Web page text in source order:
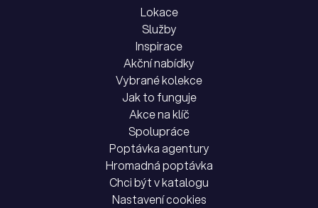
Lokace
Služby
Inspirace
Akční nabídky
Vybrané kolekce
Jak to funguje
Akce na klíč
Spolupráce
Poptávka agentury
Hromadná poptávka
Chci být v katalogu
Nastavení cookies